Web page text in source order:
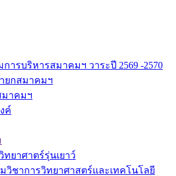
ารบริหารสมาคมฯ วาระปี 2569 -2570
ยกสมาคมฯ
าคมฯ
ค์
ยาศาตร์รุ่นเยาว์
วิชาการวิทยาศาสตร์และเทคโนโลยี